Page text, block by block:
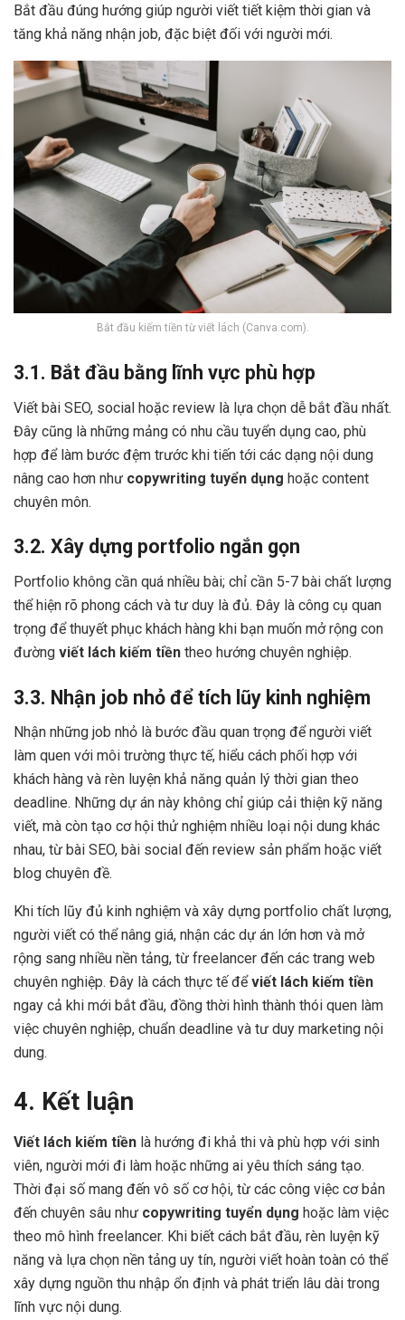
Bắt đầu đúng hướng giúp người viết tiết kiệm thời gian và
tăng khả năng nhận job, đặc biệt đối với người mới.
Bắt đầu kiếm tiền từ viết lách (Canva.com).
3.1. Bắt đầu bằng lĩnh vực phù hợp
Viết bài SEO, social hoặc review là lựa chọn dễ bắt đầu nhất.
Đây cũng là những mảng có nhu cầu tuyển dụng cao, phù
hợp để làm bước đệm trước khi tiến tới các dạng nội dung
nâng cao hơn như copywriting tuyển dụng hoặc content
chuyên môn.
3.2. Xây dựng portfolio ngắn gọn
Portfolio không cần quá nhiều bài; chỉ cần 5-7 bài chất lượng
thể hiện rõ phong cách và tư duy là đủ. Đây là công cụ quan
trọng để thuyết phục khách hàng khi bạn muốn mở rộng con
đường viết lách kiếm tiền theo hướng chuyên nghiệp.
3.3. Nhận job nhỏ để tích lũy kinh nghiệm
Nhận những job nhỏ là bước đầu quan trọng để người viết
làm quen với môi trường thực tế, hiểu cách phối hợp với
khách hàng và rèn luyện khả năng quản lý thời gian theo
deadline. Những dự án này không chỉ giúp cải thiện kỹ năng
viết, mà còn tạo cơ hội thử nghiệm nhiều loại nội dung khác
nhau, từ bài SEO, bài social đến review sản phẩm hoặc viết
blog chuyên đề.
Khi tích lũy đủ kinh nghiệm và xây dựng portfolio chất lượng,
người viết có thể nâng giá, nhận các dự án lớn hơn và mở
rộng sang nhiều nền tảng, từ freelancer đến các trang web
chuyên nghiệp. Đây là cách thực tế đểviết lách kiếm tiền
ngay cả khi mới bắt đầu, đồng thời hình thành thói quen làm
việc chuyên nghiệp, chuẩn deadline và tư duy marketing nội
dung.
4. Kết luận
Viết lách kiếm tiền là hướng đi khả thi và phù hợp với sinh
viên, người mới đi làm hoặc những ai yêu thích sáng tạo.
Thời đại số mang đến vô số cơ hội, từ các công việc cơ bản
đến chuyên sâu như copywriting tuyển dụng hoặc làm việc
theo mô hình freelancer. Khi biết cách bắt đầu, rèn luyện kỹ
năng và lựa chọn nền tảng uy tín, người viết hoàn toàn có thể
xây dựng nguồn thu nhập ổn định và phát triển lâu dài trong
lĩnh vực nội dung.